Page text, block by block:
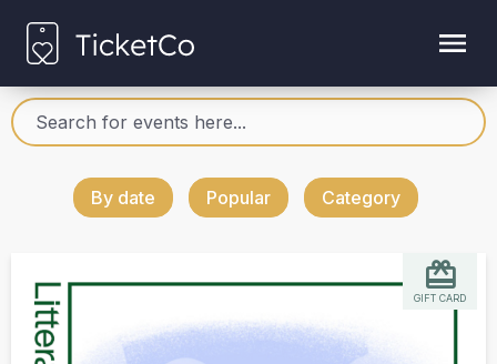
By date Popular Category
GIFT CARD